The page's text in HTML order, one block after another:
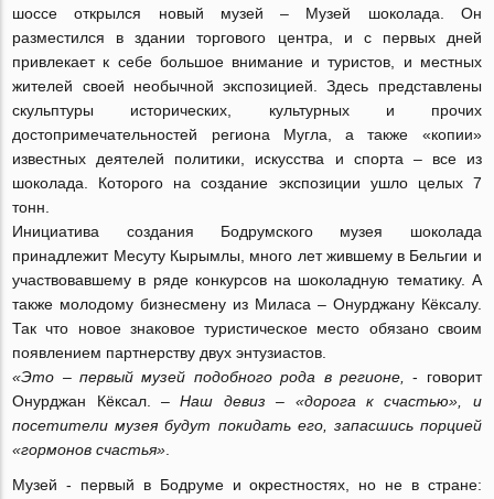
шоссе открылся новый музей – Музей шоколада. Он
разместился в здании торгового центра, и с первых дней
привлекает к себе большое внимание и туристов, и местных
жителей своей необычной экспозицией. Здесь представлены
скульптуры исторических, культурных и прочих
достопримечательностей региона Мугла, а также «копии»
известных деятелей политики, искусства и спорта – все из
шоколада. Которого на создание экспозиции ушло целых 7
тонн.
Инициатива создания Бодрумского музея шоколада
принадлежит Месуту Кырымлы, много лет жившему в Бельгии и
участвовавшему в ряде конкурсов на шоколадную тематику. А
также молодому бизнесмену из Миласа – Онурджану Кёксалу.
Так что новое знаковое туристическое место обязано своим
появлением партнерству двух энтузиастов.
«Это – первый музей подобного рода в регионе,
- говорит
Онурджан Кёксал. –Наш девиз – «дорога к счастью», и
посетители музея будут покидать его, запасшись порцией
«гормонов счастья»
Музей - первый в Бодруме и окрестностях, но не в стране: